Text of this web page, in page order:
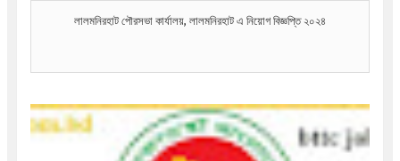
লালমনিরহাট পৌরসভা কার্যালয়, লালমনিরহাট এ নিয়োগ বিজ্ঞপ্তি ২০২৪